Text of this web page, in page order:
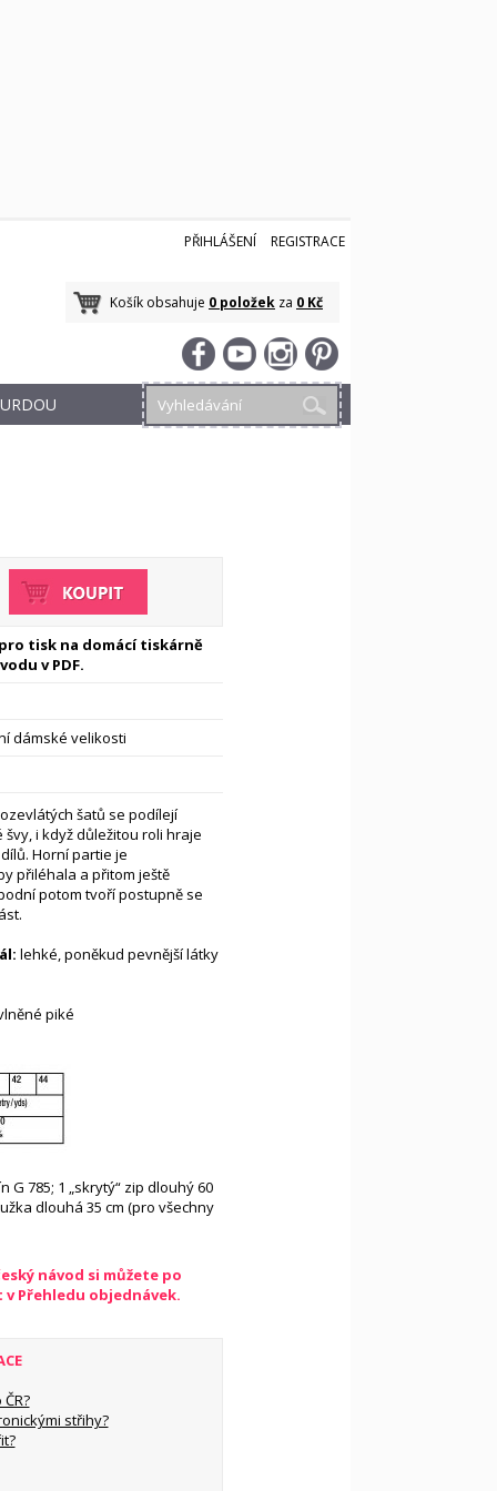
PŘIHLÁŠENÍ REGISTRACE
Košík obsahuje 0 položek za 0 Kč
tisk na domácí tiskárně
v PDF.
dámské velikosti
šatů se podílejí
i když důležitou roli hraje
Horní partie je
přiléhala a přitom ještě
potom tvoří postupně se
lehké, poněkud pevnější látky
piké
G 785; 1 „skrytý“ zip dlouhý 60
dlouhá 35 cm (pro všechny
návod si můžete po
Přehledu objednávek.
střihy?